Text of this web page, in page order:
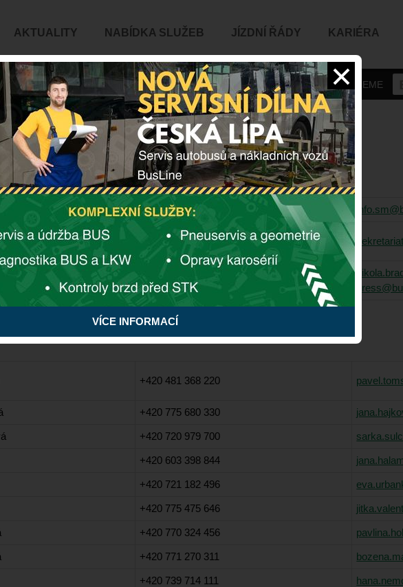
VÍCE INFORMACÍ
AKTUALITY NABÍDKA SLUŽEB JÍZDNÍ ŘÁDY KARIÉRA
PODPORUJEME
SPRÁVA SPOLEČNOSTI
+420 481 368 111
+420 481 368 218
+420 739 541 502
+420 481 368 220
+420 775 680 330
+420 720 979 700
+420 603 398 844
+420 721 182 496
+420 775 475 646
+420 770 324 456
+420 771 270 311
+420 739 714 111